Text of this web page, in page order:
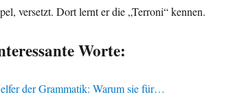
versetzt. Dort lernt er die „Terroni“ kennen.
Worte:
der Grammatik: Warum sie für…